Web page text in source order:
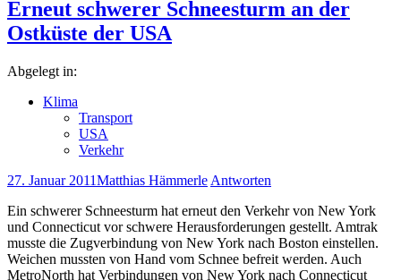
Erneut schwerer Schneesturm an der
Ostküste der USA
Abgelegt in:
Klima
Transport
USA
Verkehr
27. Januar 2011Matthias Hämmerle Antworten
Ein schwerer Schneesturm hat erneut den Verkehr von New York
und Connecticut vor schwere Herausforderungen gestellt. Amtrak
musste die Zugverbindung von New York nach Boston einstellen.
Weichen mussten von Hand vom Schnee befreit werden. Auch
MetroNorth hat Verbindungen von New York nach Connecticut